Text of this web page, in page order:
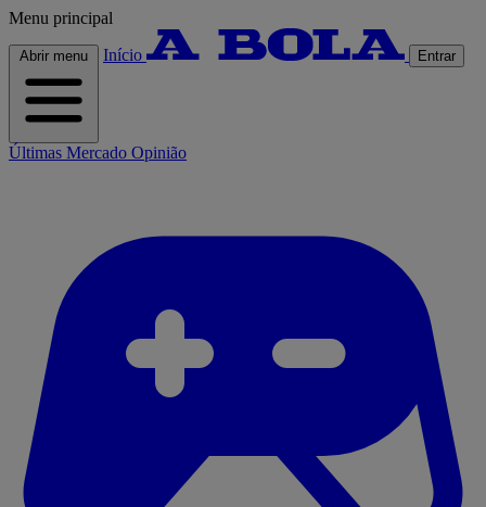
Menu principal
Abrir menu Início Entrar
Últimas Mercado Opinião